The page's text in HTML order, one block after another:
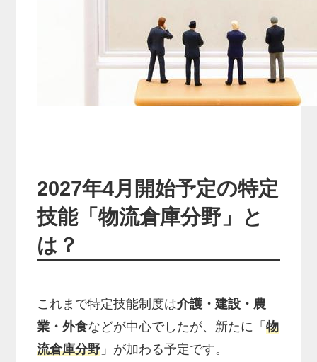
2027年4月開始予定の特定
技能「物流倉庫分野」と
は？
これまで特定技能制度は介護・建設・農
業・外食などが中心でしたが、新たに「物
流倉庫分野 」が加わる予定です。